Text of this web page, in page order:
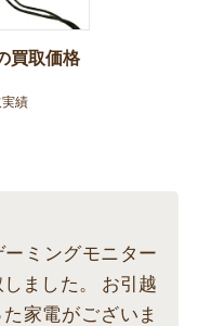
買取価格
実績
ミングモニター
ました。 お引越
家電がございま